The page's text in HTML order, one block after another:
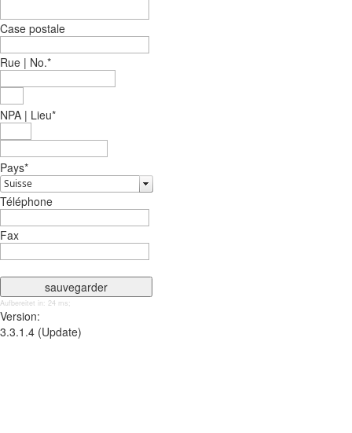
Case postale
Rue | No.*
NPA | Lieu*
Pays*
Téléphone
Fax
Aufbereitet in: 24 ms;
Version:
3.3.1.4 (Update)